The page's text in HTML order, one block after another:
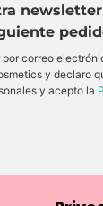
correo
y declaro
y acepto la